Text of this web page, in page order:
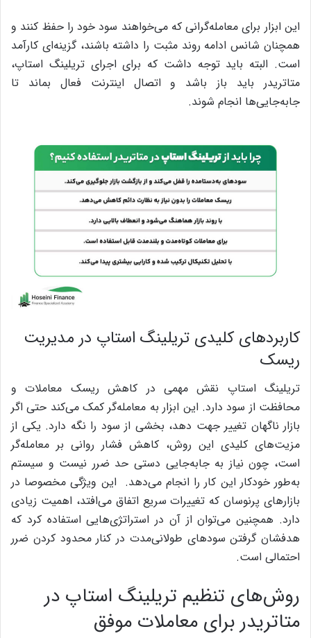
این ابزار برای معامله‌گرانی که می‌خواهند سود خود را حفظ کنند و
همچنان شانس ادامه روند مثبت را داشته باشند، گزینه‌ای کارآمد
است. البته باید توجه داشت که برای اجرای تریلینگ استاپ،
متاتریدر باید باز باشد و اتصال اینترنت فعال بماند تا
جابه‌جایی‌ها انجام شوند.
کاربردهای کلیدی تریلینگ استاپ در مدیریت
ریسک
تریلینگ استاپ نقش مهمی در کاهش ریسک معاملات و
محافظت از سود دارد. این ابزار به معامله‌گر کمک می‌کند حتی اگر
بازار ناگهان تغییر جهت دهد، بخشی از سود را نگه دارد. یکی از
مزیت‌های کلیدی این روش، کاهش فشار روانی بر معامله‌گر
است، چون نیاز به جابه‌جایی دستی حد ضرر نیست و سیستم
به‌طور خودکار این کار را انجام می‌دهد. این ویژگی مخصوصا در
بازارهای پرنوسان که تغییرات سریع اتفاق می‌افتد، اهمیت زیادی
دارد. همچنین می‌توان از آن در استراتژی‌هایی استفاده کرد که
هدفشان گرفتن سودهای طولانی‌مدت در کنار محدود کردن ضرر
احتمالی است.
روش‌های تنظیم تریلینگ استاپ در
متاتریدر برای معاملات موفق